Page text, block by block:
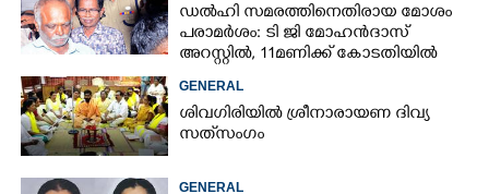
ഡൽഹി സമരത്തിനെതിരായ മോശം
പരാമർശം: ടി ജി മോഹൻദാസ്
അറസ്റ്റിൽ, 11മണിക്ക് കോടതിയിൽ
ഹാജരാക്കും
GENERAL
ശിവഗിരിയിൽ ശ്രീനാരായണ ദിവ്യ
സത്‌സംഗം
GENERAL